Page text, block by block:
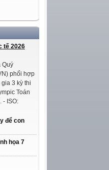
tế 2026
Quý
phối hợp
3 kỳ thi
Toán
- ISO:
để con
họa 7